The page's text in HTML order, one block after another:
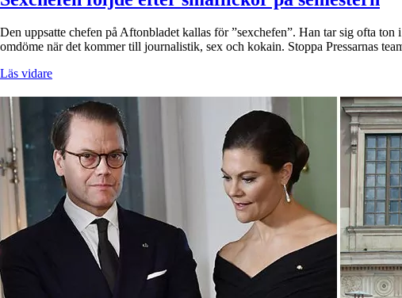
Den uppsatte chefen på Aftonbladet kallas för ”sexchefen”. Han tar sig ofta
omdöme när det kommer till journalistik, sex och kokain. Stoppa Pressarnas
Läs vidare